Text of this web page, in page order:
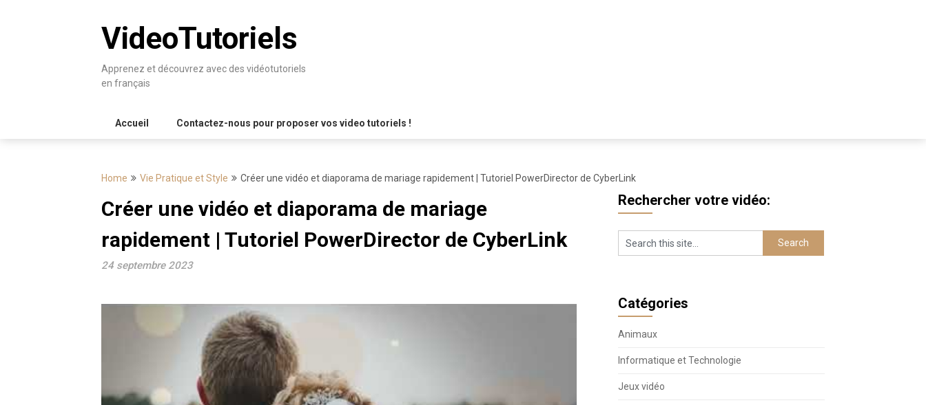
VideoTutoriels
Apprenez et découvrez avec des vidéotutoriels
en français
Accueil Contactez-nous pour proposer vos video tutoriels !
Home Vie Pratique et Style Créer une vidéo et diaporama de mariage rapidement | Tutoriel PowerDirector de CyberLink
Créer une vidéo et diaporama de mariage
rapidement | Tutoriel PowerDirector de CyberLink
24 septembre 2023
Rechercher votre vidéo:
Catégories
Animaux
Informatique et Technologie
Jeux vidéo